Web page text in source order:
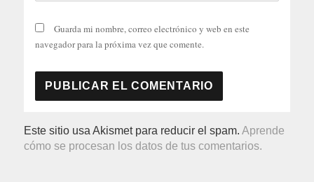
Guarda mi nombre, correo electrónico y web en este
navegador para la próxima vez que comente.
Este sitio usa Akismet para reducir el spam.Aprende
cómo se procesan los datos de tus comentarios.